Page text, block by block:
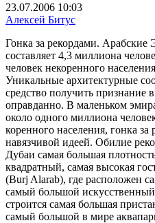
23.07.2006 10:03
Алексей Битус
Гонка за рекордами.
составляет 4,3 миллиона
человек некоренного
Уникальные архитектурные
средство получить признание
оправданно. В маленьком
около одного миллиона
коренного населения, гонка за
навязчивой идеей. Обилие
Дубаи самая большая
квадратный, самая высокая
(Burj Alarab), где расположен
самый большой
строится самая большая
самый большой в мире